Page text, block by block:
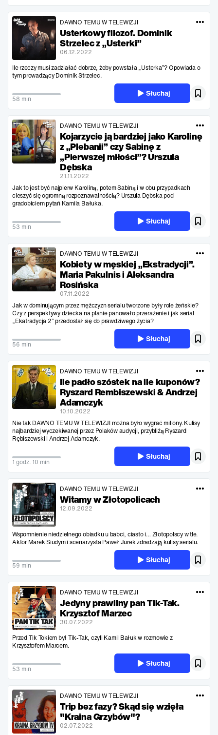
DAWNO TEMU W TELEWIZJI
Usterkowy filozof. Dominik
Strzelec z „Usterki”
06.12.2022
Ile rzeczy musi zadziałać dobrze, żeby powstała „Usterka”? Opowiada o
tym prowadzący Dominik Strzelec.
58 min
Słuchaj
DAWNO TEMU W TELEWIZJI
Kojarzycie ją bardziej jako Karolinę
z „Plebanii” czy Sabinę z
„Pierwszej miłości”? Urszula
Dębska
21.11.2022
Jak to jest być najpierw Karoliną, potem Sabiną i w obu przypadkach
cieszyć się ogromną rozpoznawalnością? Urszula Dębska pod
gradobiciem pytań Kamila Bałuka.
53 min
Słuchaj
DAWNO TEMU W TELEWIZJI
Kobiety w męskiej „Ekstradycji”.
Maria Pakulnis i Aleksandra
Rosińska
07.11.2022
Jak w dominującym przez mężczyzn serialu tworzone były role żeńskie?
Czy z perspektywy dziecka na planie panowało przerażenie i jak serial
„Ekatradycja 2” przedostał się do prawdziwego życia?
56 min
Słuchaj
DAWNO TEMU W TELEWIZJI
Ile padło szóstek na ile kuponów?
Ryszard Rembiszewski & Andrzej
Adamczyk
10.10.2022
Nie tak DAWNO TEMU W TELEWIZJI można było wygrać miliony. Kulisy
najbardziej wyczekiwanej przez Polaków audycji, przybliżą Ryszard
Rębiszewski i Andrzej Adamczyk.
1 godz. 10 min
Słuchaj
DAWNO TEMU W TELEWIZJI
Witamy w Złotopolicach
12.09.2022
Wspomnienie niedzielnego obiadku u babci, ciasto i… Złotopolscy w tle.
Aktor Marek Siudym i scenarzysta Paweł Jurek zdradzają kulisy serialu.
59 min
Słuchaj
DAWNO TEMU W TELEWIZJI
Jedyny prawilny pan Tik-Tak.
Krzysztof Marzec
30.07.2022
Przed Tik Tokiem był Tik-Tak, czyli Kamil Bałuk w rozmowie z
Krzysztofem Marcem.
53 min
Słuchaj
DAWNO TEMU W TELEWIZJI
Trip bez fazy? Skąd się wzięła
"Kraina Grzybów"?
02.07.2022